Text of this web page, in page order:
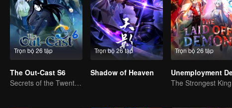
Trọn bộ 26 tập
The Out-Cast S6
Secrets of the Twenty-Four Valleys, Reunited with an Old Friend in Shu.
Trọn bộ 26 tập
Shadow of Heaven
Trọn bộ 26 tập
Unemployment